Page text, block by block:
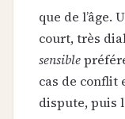
que de
court, très
sensible
cas de conflit
dispute, puis